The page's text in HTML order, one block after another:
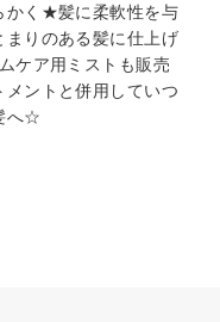
かく★髪に柔軟性を与
まりのある髪に仕上げ
ケア用ミストも販売
ントと併用していつ
へ☆